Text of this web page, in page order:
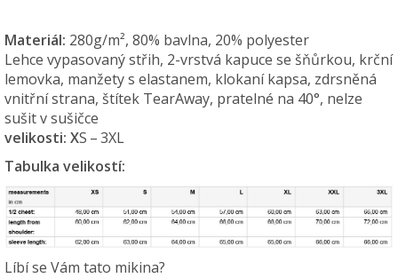
Materiál: 280g/m², 80% bavlna, 20% polyester
Lehce vypasovaný střih, 2-vrstvá kapuce se šňůrkou, krční
lemovka, manžety s elastanem, klokaní kapsa, zdrsněná
vnitřní strana, štítek TearAway, pratelné na 40°, nelze
sušit v sušičce
velikosti: XS – 3XL
Tabulka velikostí:
Líbí se Vám tato mikina?